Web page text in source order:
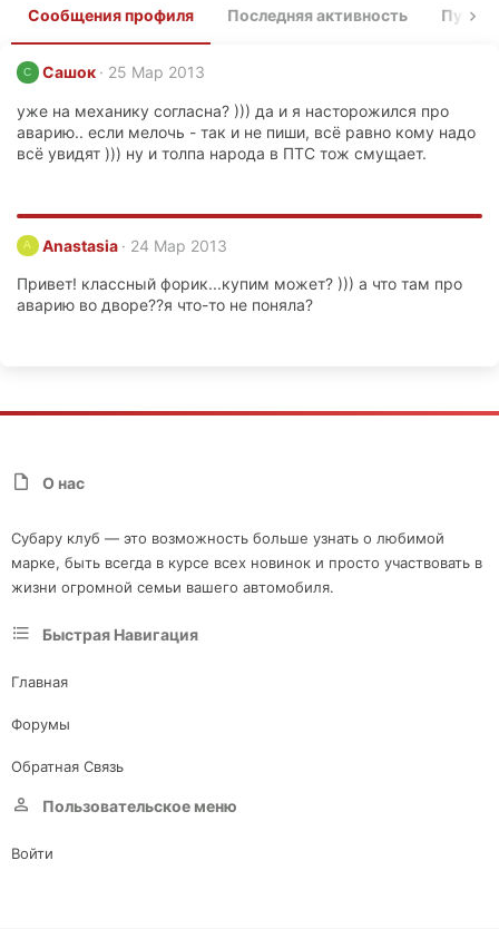
Сообщения профиля Последняя активность
С Сашок 25 Мар 2013
уже на механику согласна? ))) да и я насторожился про
аварию.. если мелочь - так и не пиши, всё равно кому надо
всё увидят ))) ну и толпа народа в ПТС тож смущает.
A Anastasia 24 Мар 2013
Привет! классный форик...купим может? ))) а что там про
аварию во дворе??я что-то не поняла?
О нас
Субару клуб — это возможность больше узнать о любимой
марке, быть всегда в курсе всех новинок и просто участвовать в
жизни огромной семьи вашего автомобиля.
Быстрая Навигация
Главная
Форумы
Обратная Связь
Пользовательское меню
Войти